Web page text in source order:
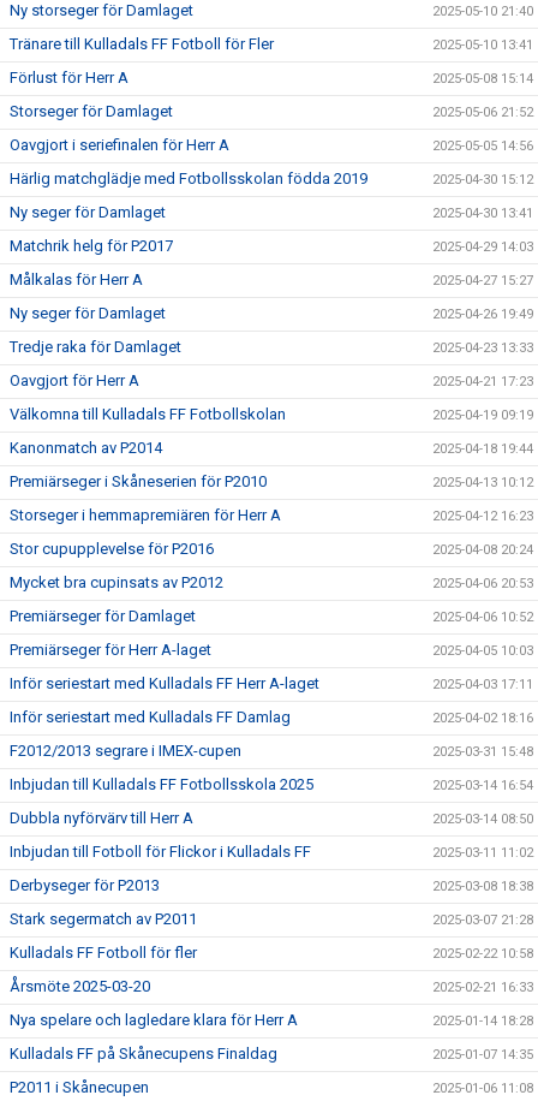
Ny storseger för Damlaget 2025-05-10 21:40
Tränare till Kulladals FF Fotboll för Fler 2025-05-10 13:41
Förlust för Herr A 2025-05-08 15:14
Storseger för Damlaget 2025-05-06 21:52
Oavgjort i seriefinalen för Herr A 2025-05-05 14:56
Härlig matchglädje med Fotbollsskolan födda 2019 2025-04-30 15:12
Ny seger för Damlaget 2025-04-30 13:41
Matchrik helg för P2017 2025-04-29 14:03
Målkalas för Herr A 2025-04-27 15:27
Ny seger för Damlaget 2025-04-26 19:49
Tredje raka för Damlaget 2025-04-23 13:33
Oavgjort för Herr A 2025-04-21 17:23
Välkomna till Kulladals FF Fotbollskolan 2025-04-19 09:19
Kanonmatch av P2014 2025-04-18 19:44
Premiärseger i Skåneserien för P2010 2025-04-13 10:12
Storseger i hemmapremiären för Herr A 2025-04-12 16:23
Stor cupupplevelse för P2016 2025-04-08 20:24
Mycket bra cupinsats av P2012 2025-04-06 20:53
Premiärseger för Damlaget 2025-04-06 10:52
Premiärseger för Herr A-laget 2025-04-05 10:03
Inför seriestart med Kulladals FF Herr A-laget 2025-04-03 17:11
Inför seriestart med Kulladals FF Damlag 2025-04-02 18:16
F2012/2013 segrare i IMEX-cupen 2025-03-31 15:48
Inbjudan till Kulladals FF Fotbollsskola 2025 2025-03-14 16:54
Dubbla nyförvärv till Herr A 2025-03-14 08:50
Inbjudan till Fotboll för Flickor i Kulladals FF 2025-03-11 11:02
Derbyseger för P2013 2025-03-08 18:38
Stark segermatch av P2011 2025-03-07 21:28
Kulladals FF Fotboll för fler 2025-02-22 10:58
Årsmöte 2025-03-20 2025-02-21 16:33
Nya spelare och lagledare klara för Herr A 2025-01-14 18:28
Kulladals FF på Skånecupens Finaldag 2025-01-07 14:35
P2011 i Skånecupen 2025-01-06 11:08